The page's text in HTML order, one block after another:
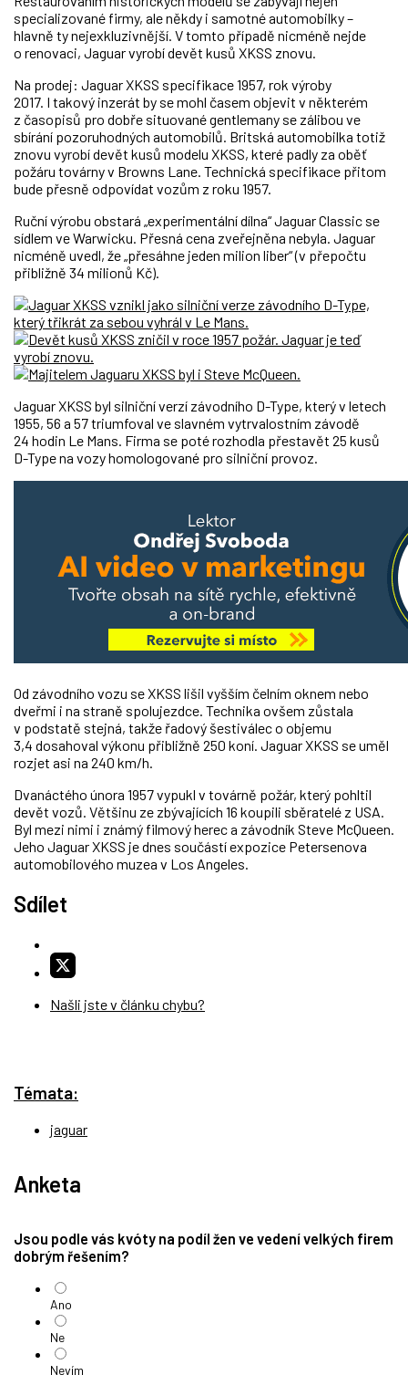
specializované firmy, ale někdy i samotné automobilky –
hlavně ty nejexkluzivnější. V tomto případě nicméně nejde
o renovaci, Jaguar vyrobí devět kusů XKSS znovu.
Na prodej: Jaguar XKSS specifikace 1957, rok výroby
2017. I takový inzerát by se mohl časem objevit v některém
z časopisů pro dobře situované gentlemany se zálibou ve
sbírání pozoruhodných automobilů. Britská automobilka totiž
znovu vyrobí devět kusů modelu XKSS, které padly za oběť
požáru továrny v Browns Lane. Technická specifikace přitom
bude přesně odpovídat vozům z roku 1957.
Ruční výrobu obstará „experimentální dílna“ Jaguar Classic se
sídlem ve Warwicku. Přesná cena zveřejněna nebyla. Jaguar
nicméně uvedl, že „přesáhne jeden milion liber“ (v přepočtu
přibližně 34 milionů Kč).
Jaguar XKSS byl silniční verzí závodního D-Type, který v letech
1955, 56 a 57 triumfoval ve slavném vytrvalostním závodě
24 hodin Le Mans. Firma se poté rozhodla přestavět 25 kusů
D-Type na vozy homologované pro silniční provoz.
Od závodního vozu se XKSS lišil vyšším čelním oknem nebo
dveřmi i na straně spolujezdce. Technika ovšem zůstala
v podstatě stejná, takže řadový šestiválec o objemu
3,4 dosahoval výkonu přibližně 250 koní. Jaguar XKSS se uměl
rozjet asi na 240 km/h.
Dvanáctého února 1957 vypukl v továrně požár, který pohltil
devět vozů. Většinu ze zbývajících 16 koupili sběratelé z USA.
Byl mezi nimi i známý filmový herec a závodník Steve McQueen.
Jeho Jaguar XKSS je dnes součástí expozice Petersenova
automobilového muzea v Los Angeles.
Sdílet
Našli jste v článku chybu?
Témata:
jaguar
Anketa
Jsou podle vás kvóty na podíl žen ve vedení velkých firem
dobrým řešením?
Ano
Ne
Nevím